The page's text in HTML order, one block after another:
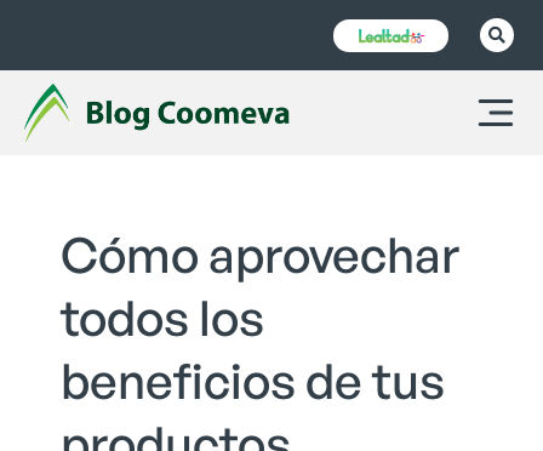
Cómo aprovechar
todos los
beneficios de tus